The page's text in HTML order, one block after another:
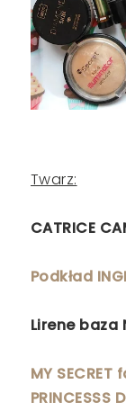
Twarz:
CATRICE
Podkład
Lirene baza
MY
PRINCESSS